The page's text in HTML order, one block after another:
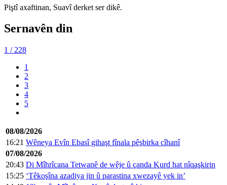
Piştî axaftinan, Suavî derket ser dikê.
Sernavên din
1 / 228
1
2
3
4
5
08/08/2026
16:21 Wêneya Evîn Ebasî gihaşt fînala pêşbirka cîhanî
07/08/2026
20:43 Di Mîhrîcana Tetwanê de wêje û çanda Kurd hat nîqaşkirin
15:25 ‘Têkoşîna azadiya jin û parastina xwezayê yek in’